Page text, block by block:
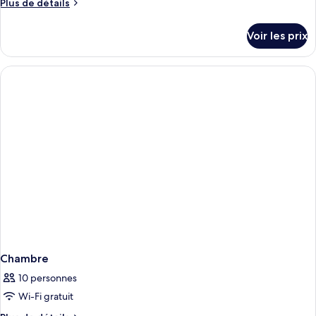
Plus de détails
le
type
de
Voir les prix
Chambre
10 personnes
Wi-Fi gratuit